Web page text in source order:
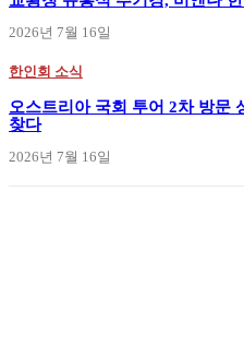
2026년 7월 16일
한인회 소식
오스트리아 국회 투어 2차 방문
찾다
2026년 7월 16일